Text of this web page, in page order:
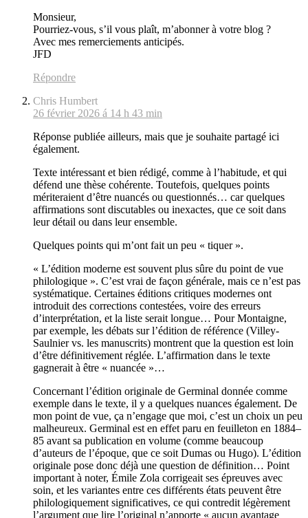
Monsieur,
Pourriez-vous, s’il vous plaît, m’abonner à votre blog ?
Avec mes remerciements anticipés.
JFD
Répondre
Chris Humbert
26 février 2026 á 14 h 43 min
Réponse publiée ailleurs, mais que je souhaite partagé ici
également.
Texte intéressant et bien rédigé, comme à l’habitude, et qui
défend une thèse cohérente. Toutefois, quelques points
mériteraient d’être nuancés ou questionnés… car quelques
affirmations sont discutables ou inexactes, que ce soit dans
leur détail ou dans leur ensemble.
Quelques points qui m’ont fait un peu « tiquer ».
« L’édition moderne est souvent plus sûre du point de vue
philologique ». C’est vrai de façon générale, mais ce n’est pas
systématique. Certaines éditions critiques modernes ont
introduit des corrections contestées, voire des erreurs
d’interprétation, et la liste serait longue… Pour Montaigne,
par exemple, les débats sur l’édition de référence (Villey-
Saulnier vs. les manuscrits) montrent que la question est loin
d’être définitivement réglée. L’affirmation dans le texte
gagnerait à être « nuancée »…
Concernant l’édition originale de Germinal donnée comme
exemple dans le texte, il y a quelques nuances également. De
mon point de vue, ça n’engage que moi, c’est un choix un peu
malheureux. Germinal est en effet paru en feuilleton en 1884–
85 avant sa publication en volume (comme beaucoup
d’auteurs de l’époque, que ce soit Dumas ou Hugo). L’édition
originale pose donc déjà une question de définition… Point
important à noter, Émile Zola corrigeait ses épreuves avec
soin, et les variantes entre ces différents états peuvent être
philologiquement significatives, ce qui contredit légèrement
l’argument que lire l’original n’apporte « aucun avantage